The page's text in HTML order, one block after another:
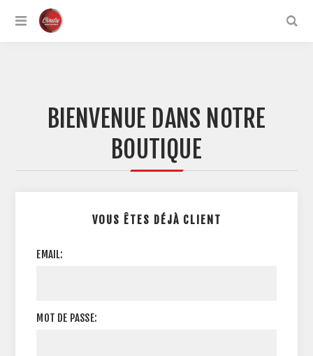
BIENVENUE DANS NOTRE
BOUTIQUE
VOUS ÊTES DÉJÀ CLIENT
EMAIL:
MOT DE PASSE: